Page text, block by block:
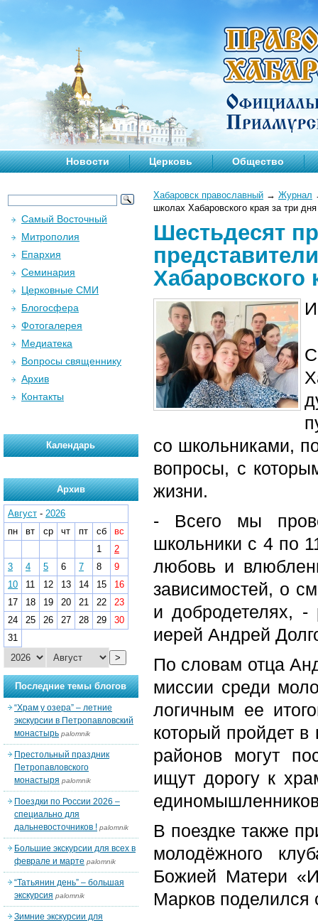
Новости Церковь Общество
Хабаровск православный → Журнал
школах Хабаровского края за три дня
Шестьдесят
Хабаровского
со школьниками,
вопросы, с
жизни.
- Всего мы
школьники с 4 по
любовь и
зависимостей, о
и добродетелях, -
иерей Андрей
По словам отца
миссии среди
логичным ее
который пройдет
районов могут
ищут дорогу к
В поездке также
молодёжного
Божией Матери
Марков поделился
Самый Восточный
Митрополия
Епархия
Семинария
Церковные СМИ
Блогосфера
Фотогалерея
Медиатека
Вопросы священнику
Архив
Контакты
Календарь
Архив
Август - 2026
пн
вт ср чт пт сб
вс
1
2
3
4 5 6 7 8
9
10
11 12 13 14 15
16
17
18 19 20 21 22
23
24
25 26 27 28 29
30
31
>
Последние темы блогов
“Храм у озера” – летние
экскурсии в Петропавловский
монастырь palomnik
Престольный праздник
Петропавловского
монастыря palomnik
Поездки по России 2026 –
специально для
дальневосточников ! palomnik
Большие экскурсии для всех в
феврале и марте palomnik
“Татьянин день” – большая
экскурсия palomnik
Зимние экскурсии для